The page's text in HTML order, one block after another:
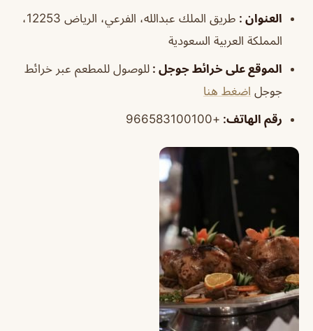
العنوان :
طريق الملك عبدالله، الفرعي، الرياض 12253،
المملكة العربية السعودية
الموقع على خرائط جوجل : للوصول للمطعم عبر خرائط
جوجل اضغط هنا
رقم الهاتف: +966583100100